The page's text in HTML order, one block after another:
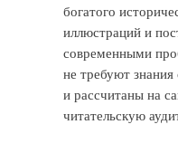
богатого
иллюстраций и
современными
не требуют
и рассчитаны на
читательскую